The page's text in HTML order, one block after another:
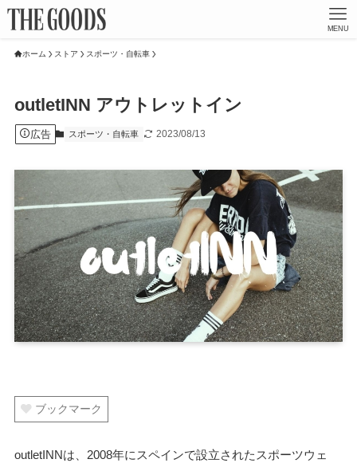
MENU
ホーム ストア スポーツ・自転車
outletINN アウトレットイン
広告 スポーツ・自転車 2023/08/13
ブックマーク
outletINNは、2008年にスペインで設立されたスポーツウェ